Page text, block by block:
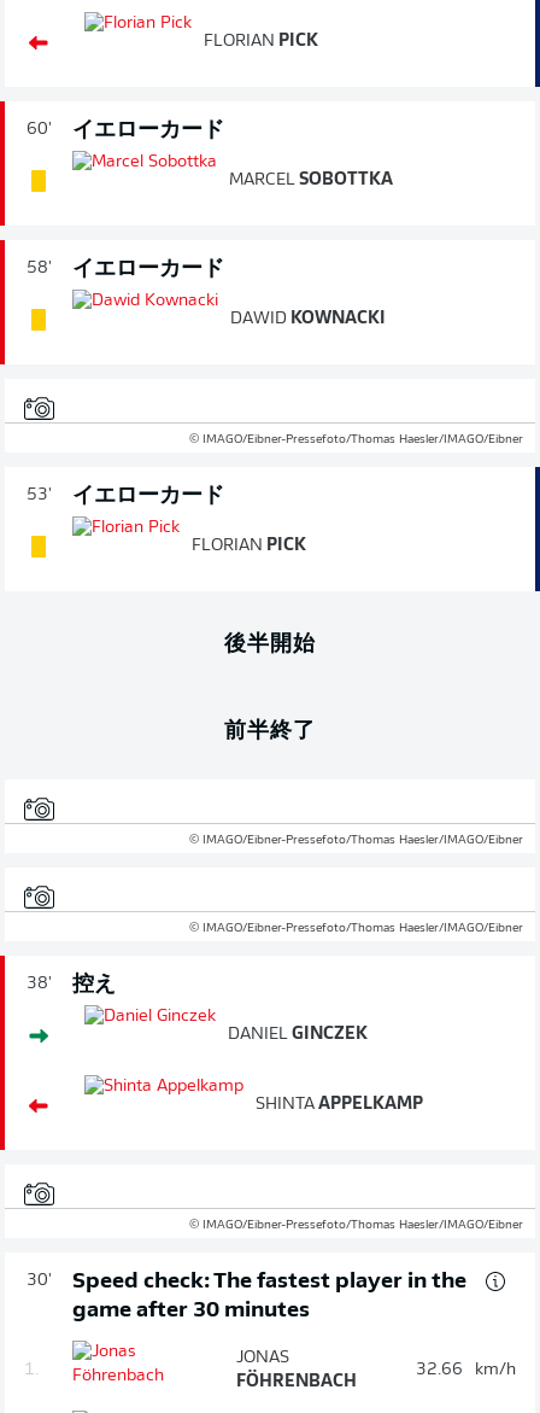
FLORIAN PICK
60' イエローカード
MARCEL SOBOTTKA
58' イエローカード
DAWID KOWNACKI
© IMAGO/Eibner-Pressefoto/Thomas Haesler/IMAGO/Eibner
53' イエローカード
FLORIAN PICK
後半開始
前半終了
© IMAGO/Eibner-Pressefoto/Thomas Haesler/IMAGO/Eibner
© IMAGO/Eibner-Pressefoto/Thomas Haesler/IMAGO/Eibner
38' 控え
DANIEL GINCZEK
SHINTA APPELKAMP
© IMAGO/Eibner-Pressefoto/Thomas Haesler/IMAGO/Eibner
30'
Speed check: The fastest player in the
game after 30 minutes
1.
JONAS
FÖHRENBACH
32.66 km/h